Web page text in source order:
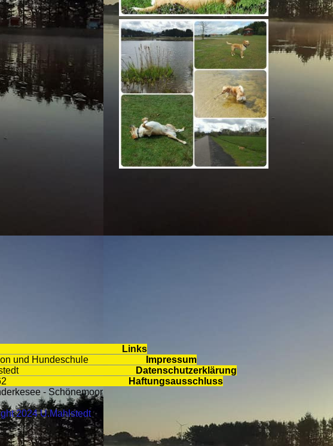
Links
und Hundeschule
Impressum
Ute Mahlstedt
Datenschutzerklärung
Ollen 62
Haftungsausschluss
U.Mahlstedt